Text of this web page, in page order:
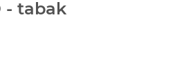
- tabak